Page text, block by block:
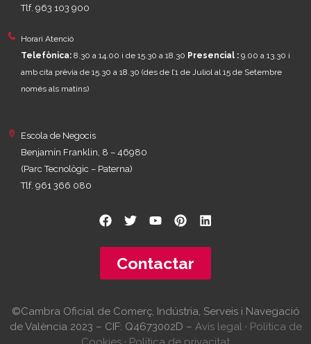
Tlf. 963 103 900
Horari Atenció
Telefònica: 8.30 a 14.00 i de 15.30 a 18.30 Presencial : 9.00 a 13.30 i
amb cita prèvia de 15.30 a 18.30 (des de l’1 de Juliol al 15 de Setembre
només als matins)
Escola de Negocis
Benjamín Franklin, 8 – 46980
(Parc Tecnològic – Paterna)
Tlf. 961 366 080
Contactar
©Cambra Oficial de Comerç, Indústria, Serveis i Navegació
de València 2023 – CIF: Q4673002D – Avís legal· Política de